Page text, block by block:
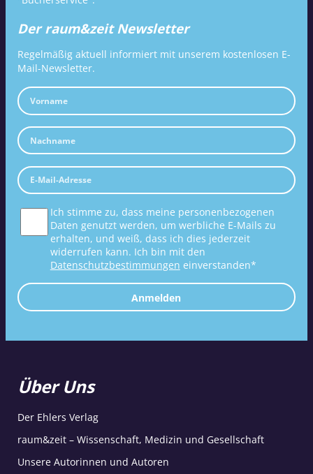
Der raum&zeit Newsletter
Regelmäßig aktuell informiert mit unserem kostenlosen E-
Mail-Newsletter.
Ich stimme zu, dass meine personenbezogenen
Daten genutzt werden, um werbliche E-Mails zu
erhalten, und weiß, dass ich dies jederzeit
widerrufen kann. Ich bin mit den
Datenschutzbestimmungen einverstanden*
Anmelden
Über Uns
Der Ehlers Verlag
raum&zeit – Wissenschaft, Medizin und Gesellschaft
Unsere Autorinnen und Autoren